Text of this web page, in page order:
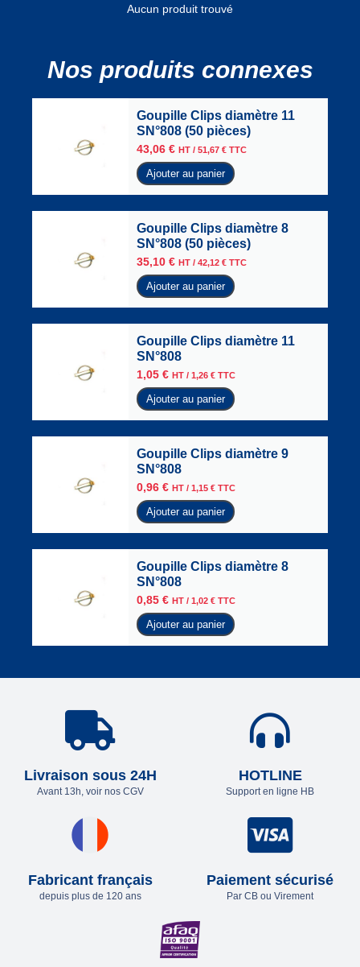
Aucun produit trouvé
Nos produits connexes
Goupille Clips diamètre 11
SN°808 (50 pièces)
43,06 € HT / 51,67 € TTC
Ajouter au panier
Goupille Clips diamètre 8
SN°808 (50 pièces)
35,10 € HT / 42,12 € TTC
Ajouter au panier
Goupille Clips diamètre 11
SN°808
1,05 € HT / 1,26 € TTC
Ajouter au panier
Goupille Clips diamètre 9
SN°808
0,96 € HT / 1,15 € TTC
Ajouter au panier
Goupille Clips diamètre 8
SN°808
0,85 € HT / 1,02 € TTC
Ajouter au panier
Livraison sous 24H
Avant 13h, voir nos CGV
HOTLINE
Support en ligne HB
Fabricant français
depuis plus de 120 ans
Paiement sécurisé
Par CB ou Virement